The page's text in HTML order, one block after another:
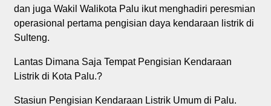
dan juga Wakil Walikota Palu ikut menghadiri peresmian
operasional pertama pengisian daya kendaraan listrik di
Sulteng.
Lantas Dimana Saja Tempat Pengisian Kendaraan
Listrik di Kota Palu.?
Stasiun Pengisian Kendaraan Listrik Umum di Palu.